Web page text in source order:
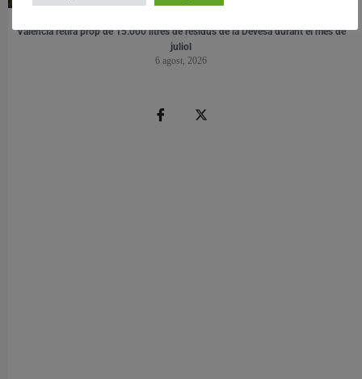
València retira prop de 15.000 litres de residus de la Devesa durant el mes de
juliol
6 agost, 2026